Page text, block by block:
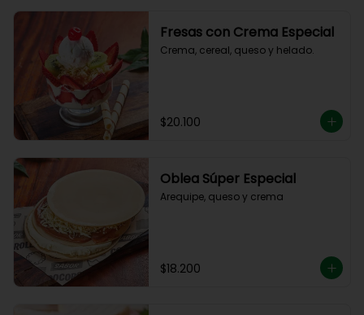
Fresas con Crema Especial
Crema, cereal, queso y helado.
$20.100
Oblea Súper Especial
Arequipe, queso y crema
$18.200